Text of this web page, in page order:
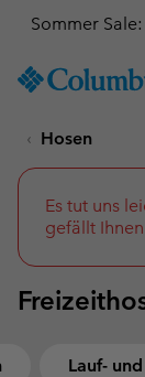
TO
SKIP
NAV
SKIP
TO
SEARCH
Sommer
Hosen
Es tut uns
gefällt
Lauf-